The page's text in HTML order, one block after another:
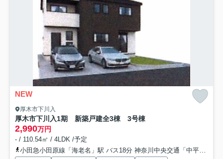
NEW
厚木市下川入
厚木市下川入1期 新築戸建全3棟 3号棟
2,990万円
- / 110.54㎡ / 4LDK /予定
小田急小田原線「海老名」駅 バス18分 神奈川中央交通「中平（厚木市）」 停歩12分